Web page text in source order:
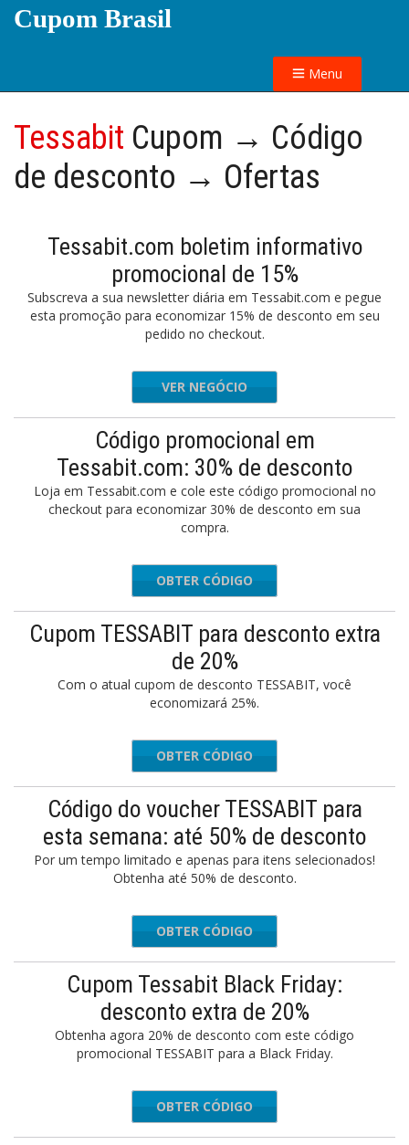
Cupom Brasil
Menu
Tessabit Cupom → Código
de desconto → Ofertas
Tessabit.com boletim informativo
promocional de 15%
Subscreva a sua newsletter diária em Tessabit.com e pegue
esta promoção para economizar 15% de desconto em seu
pedido no checkout.
VER NEGÓCIO
Código promocional em
Tessabit.com: 30% de desconto
Loja em Tessabit.com e cole este código promocional no
checkout para economizar 30% de desconto em sua
compra.
MOON30
OBTER CÓDIGO
Cupom TESSABIT para desconto extra
de 20%
Com o atual cupom de desconto TESSABIT, você
economizará 25%.
ESENS20
OBTER CÓDIGO
Código do voucher TESSABIT para
esta semana: até 50% de desconto
Por um tempo limitado e apenas para itens selecionados!
Obtenha até 50% de desconto.
IVATE50
OBTER CÓDIGO
Cupom Tessabit Black Friday:
desconto extra de 20%
Obtenha agora 20% de desconto com este código
promocional TESSABIT para a Black Friday.
EXTRA20
OBTER CÓDIGO